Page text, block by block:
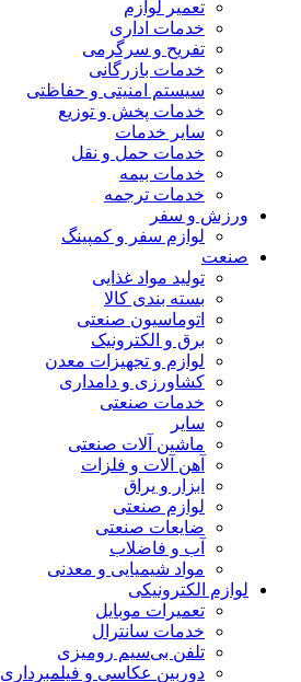
تعمیر لوازم
خدمات اداری
تفریح و سرگرمی
خدمات بازرگانی
سیستم امنیتی و حفاظتی
خدمات پخش و توزیع
سایر خدمات
خدمات حمل و نقل
خدمات بیمه
خدمات ترجمه
ورزش و سفر
لوازم سفر و کمپینگ
صنعت
تولید مواد غذایی
بسته بندی کالا
اتوماسیون صنعتی
برق و الکترونیک
لوازم و تجهیزات معدن
کشاورزی و دامداری
خدمات صنعتی
سایر
ماشین آلات صنعتی
آهن آلات و فلزات
ابزار و یراق
لوازم صنعتی
ضایعات صنعتی
آب و فاضلاب
مواد شیمیایی و معدنی
لوازم الکترونیکی
تعمیرات موبایل
خدمات سانترال
تلفن بی‌سیم رومیزی
دوربین عکاسی و فیلمبرداری